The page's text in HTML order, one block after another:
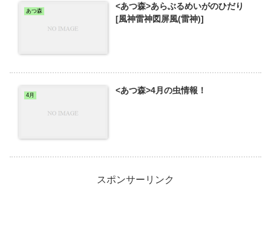
あつ森
<あつ森>あらぶるめいがのひだり
[風神雷神図屏風(雷神)]
4月 <あつ森>4月の虫情報！
スポンサーリンク